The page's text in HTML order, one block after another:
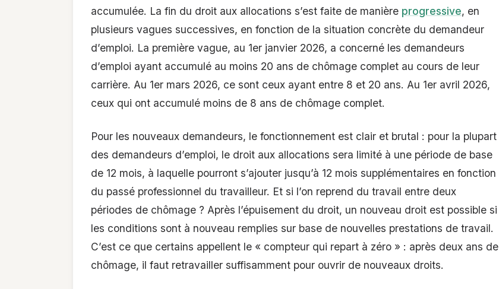
accumulée. La fin du droit aux allocations s’est faite de manière progressive, en
plusieurs vagues successives, en fonction de la situation concrète du demandeur
d’emploi. La première vague, au 1er janvier 2026, a concerné les demandeurs
d’emploi ayant accumulé au moins 20 ans de chômage complet au cours de leur
carrière. Au 1er mars 2026, ce sont ceux ayant entre 8 et 20 ans. Au 1er avril 2026,
ceux qui ont accumulé moins de 8 ans de chômage complet.
Pour les nouveaux demandeurs, le fonctionnement est clair et brutal : pour la plupart
des demandeurs d’emploi, le droit aux allocations sera limité à une période de base
de 12 mois, à laquelle pourront s’ajouter jusqu’à 12 mois supplémentaires en fonction
du passé professionnel du travailleur. Et si l’on reprend du travail entre deux
périodes de chômage ? Après l’épuisement du droit, un nouveau droit est possible si
les conditions sont à nouveau remplies sur base de nouvelles prestations de travail.
C’est ce que certains appellent le « compteur qui repart à zéro » : après deux ans de
chômage, il faut retravailler suffisamment pour ouvrir de nouveaux droits.